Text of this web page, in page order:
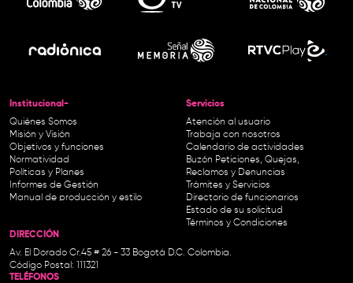
Institucional-
Quiénes Somos
Misión y Visión
Objetivos y funciones
Normatividad
Políticas y Planes
Informes de Gestión
Manual de producción y estilo
Servicios
Atención al usuario
Trabaja con nosotros
Calendario de actividades
Buzón Peticiones, Quejas,
Reclamos y Denuncias
Trámites y Servicios
Directorio de funcionarios
Estado de su solicitud
Términos y Condiciones
DIRECCIÓN
Av. El Dorado Cr.45 # 26 - 33 Bogotá D.C. Colombia.
Código Postal: 111321
TELÉFONOS